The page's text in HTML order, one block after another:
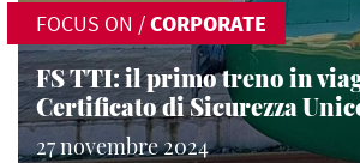
FOCUS ON /CORPORATE
FS TTI: il primo treno in
Certificato di Sicurezza
27 novembre 2024